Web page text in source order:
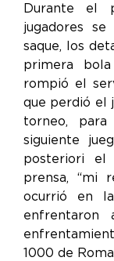
Durante el
jugadores
saque, los
primera
rompió el
que perdió el
torneo,
siguiente
posteriori
prensa, “mi
ocurrió en
enfrentaron
1000 de